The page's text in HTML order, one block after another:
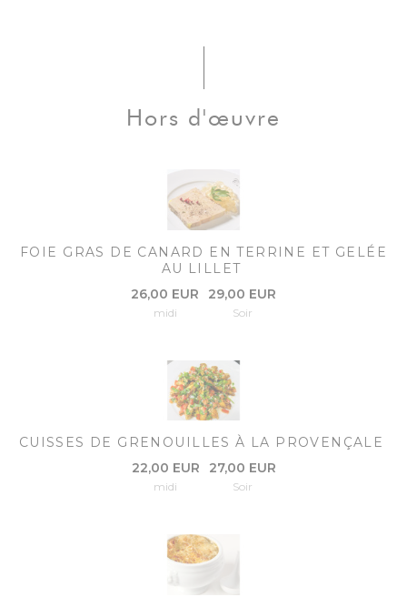
Hors d'œuvre
FOIE GRAS DE CANARD EN TERRINE ET GELÉE
AU LILLET
26,00 EUR
midi
29,00 EUR
Soir
CUISSES DE GRENOUILLES À LA PROVENÇALE
22,00 EUR
midi
27,00 EUR
Soir